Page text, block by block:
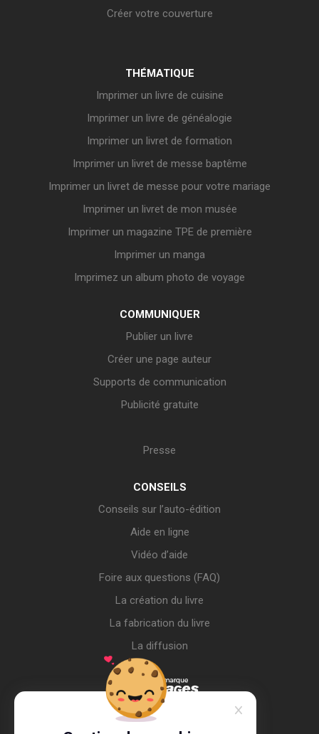
Créer votre couverture
THÉMATIQUE
Imprimer un livre de cuisine
Imprimer un livre de généalogie
Imprimer un livret de formation
Imprimer un livret de messe baptême
Imprimer un livret de messe pour votre mariage
Imprimer un livret de mon musée
Imprimer un magazine TPE de première
Imprimer un manga
Imprimez un album photo de voyage
COMMUNIQUER
Publier un livre
Créer une page auteur
Supports de communication
Publicité gratuite
Presse
CONSEILS
Conseils sur l’auto-édition
Aide en ligne
Vidéo d’aide
Foire aux questions (FAQ)
La création du livre
La fabrication du livre
La diffusion